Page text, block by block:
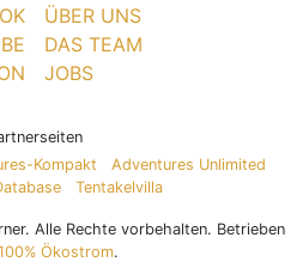
ÜBER UNS
DAS TEAM
JOBS
Kompakt
Adventures Unlimited
Tentakelvilla
Alle Rechte vorbehalten. Betrieben
Ökostrom.